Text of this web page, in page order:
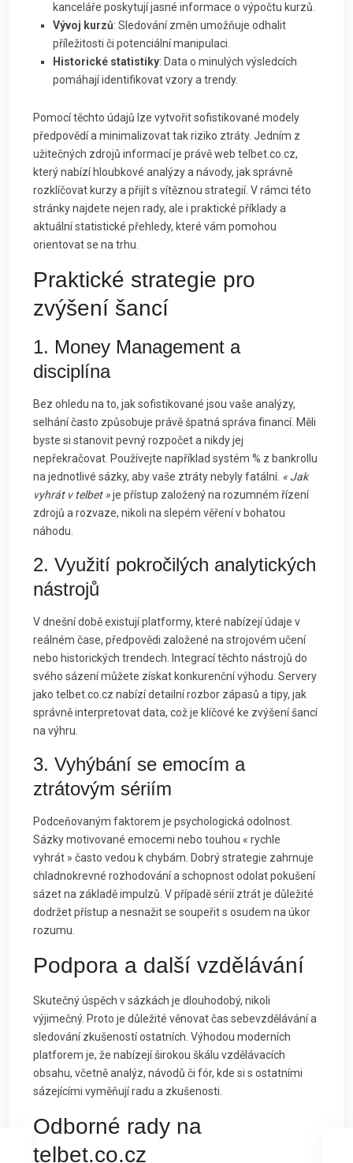
kanceláře poskytují jasné informace o výpočtu kurzů.
Vývoj kurzů: Sledování změn umožňuje odhalit
příležitosti či potenciální manipulaci.
Historické statistiky: Data o minulých výsledcích
pomáhají identifikovat vzory a trendy.
Pomocí těchto údajů lze vytvořit sofistikované modely
předpovědí a minimalizovat tak riziko ztráty. Jedním z
užitečných zdrojů informací je právě web telbet.co.cz,
který nabízí hloubkové analýzy a návody, jak správně
rozklíčovat kurzy a přijít s vítěznou strategií. V rámci této
stránky najdete nejen rady, ale i praktické příklady a
aktuální statistické přehledy, které vám pomohou
orientovat se na trhu.
Praktické strategie pro
zvýšení šancí
1. Money Management a
disciplína
Bez ohledu na to, jak sofistikované jsou vaše analýzy,
selhání často způsobuje právě špatná správa financí. Měli
byste si stanovit pevný rozpočet a nikdy jej
nepřekračovat. Používejte například systém % z bankrollu
na jednotlivé sázky, aby vaše ztráty nebyly fatální. « Jak
vyhrát v telbet »je přístup založený na rozumném řízení
zdrojů a rozvaze, nikoli na slepém věření v bohatou
náhodu.
2. Využití pokročilých analytických
nástrojů
V dnešní době existují platformy, které nabízejí údaje v
reálném čase, předpovědi založené na strojovém učení
nebo historických trendech. Integrací těchto nástrojů do
svého sázení můžete získat konkurenční výhodu. Servery
jako telbet.co.cz nabízí detailní rozbor zápasů a tipy, jak
správně interpretovat data, což je klíčové ke zvýšení šancí
na výhru.
3. Vyhýbání se emocím a
ztrátovým sériím
Podceňovaným faktorem je psychologická odolnost.
Sázky motivované emocemi nebo touhou « rychle
vyhrát » často vedou k chybám. Dobrý strategie zahrnuje
chladnokrevné rozhodování a schopnost odolat pokušení
sázet na základě impulzů. V případě sérií ztrát je důležité
dodržet přístup a nesnažit se soupeřit s osudem na úkor
rozumu.
Podpora a další vzdělávání
Skutečný úspěch v sázkách je dlouhodobý, nikoli
výjimečný. Proto je důležité věnovat čas sebevzdělávání a
sledování zkušeností ostatních. Výhodou moderních
platforem je, že nabízejí širokou škálu vzdělávacích
obsahu, včetně analýz, návodů či fór, kde si s ostatními
sázejícími vyměňují radu a zkušenosti.
Odborné rady na
telbet.co.cz